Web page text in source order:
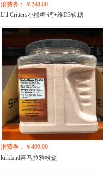
消费券：￥248.00
L'il Critters小熊糖 钙+维D3软糖
消费券：￥499.00
kirkland喜马拉雅粉盐